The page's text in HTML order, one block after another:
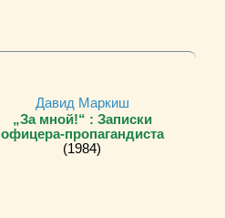
Давид Маркиш
„За мной!“ : Записки
офицера-пропагандиста
(1984)